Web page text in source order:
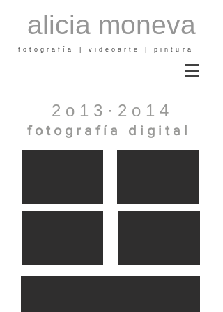
alicia moneva
fotografía | videoarte | pintura
2 o 1 3 · 2 o 1 4
f o t o g r a f í a d i g i t a l